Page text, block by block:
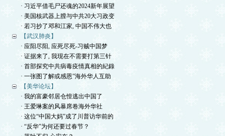
· 习近平借毛尸还魂的2024新年展望
· 美国核武器上膛与中共20大习政变
· 若习抄了邓和江家, 中国不伟大也
【武汉肺炎】
· 应阳尽阳, 应死尽死-习贼中国梦
· 证据来了, 我现在不需要打第三针
· 首部探究中共病毒疫情真相的紀錄
· 一张图了解或感恩”海外华人互助
【美华论坛】
· 我的富豪邻居仓惶逃出中国了
· 王爱琳案的风暴席卷海外华社
· 这位“中国大妈”成了川普访华前的
· “反华”为何还要过春节？